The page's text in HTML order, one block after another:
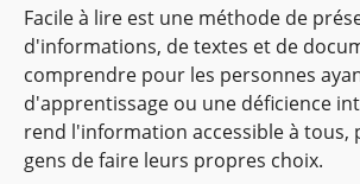
Facile à lire est une méthode de
d'informations, de textes et de
comprendre pour les personnes
d'apprentissage ou une déficience
rend l'information accessible à tous,
gens de faire leurs propres choix.